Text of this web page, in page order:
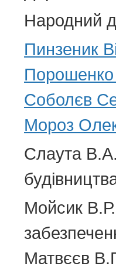
Народний
Пинзеник
Порошенко
Соболєв
Мороз
Слаута
Мойсик В.Р.
Матвєєв